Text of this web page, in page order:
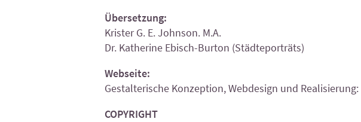
Übersetzung:
Krister G. E. Johnson. M.A.
Dr. Katherine Ebisch-Burton (Städteporträts)
Webseite:
Gestalterische Konzeption, Webdesign und Realisierung:
COPYRIGHT